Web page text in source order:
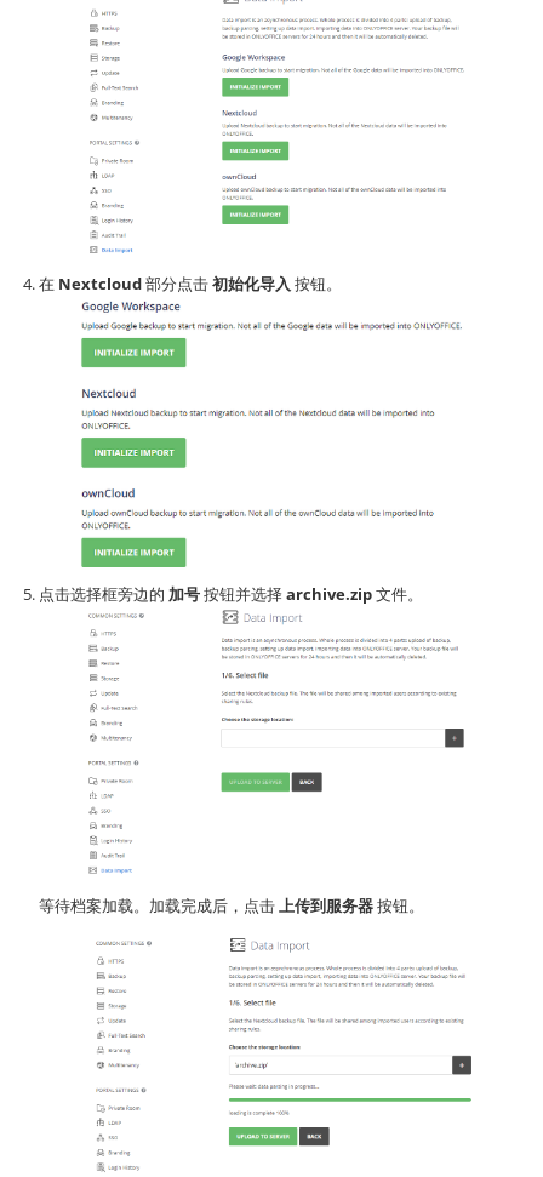
在 Nextcloud部分点击初始化导入 按钮。
点击选择框旁边的 加号按钮并选择archive.zip文件。
等待档案加载。加载完成后，点击 上传到服务器按钮。